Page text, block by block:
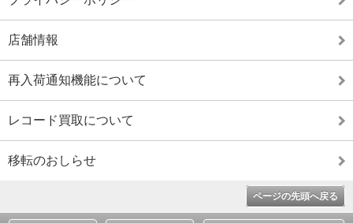
店舗情報
再入荷通知機能について
レコード買取について
移転のおしらせ
ページの先頭へ戻る